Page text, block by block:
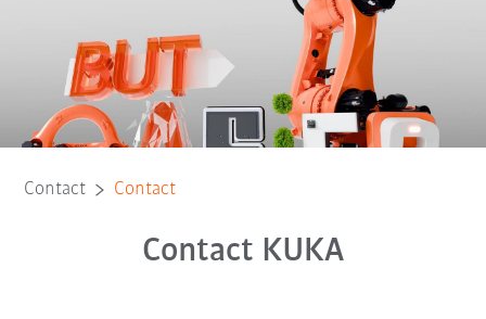
Contact Contact
Contact KUKA